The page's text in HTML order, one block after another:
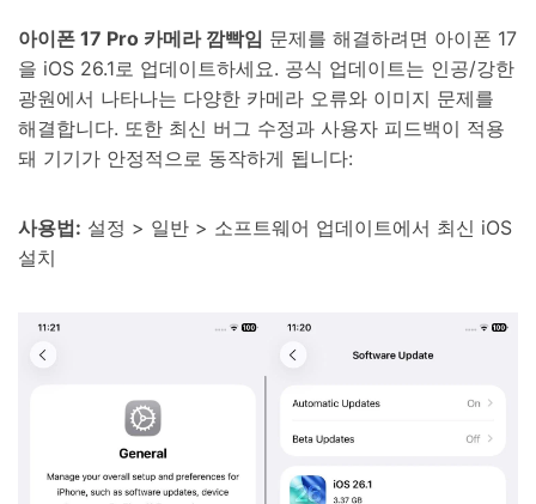
아이폰 17 Pro 카메라 깜빡임 문제를 해결하려면 아이폰 17
을 iOS 26.1로 업데이트하세요. 공식 업데이트는 인공/강한
광원에서 나타나는 다양한 카메라 오류와 이미지 문제를
해결합니다. 또한 최신 버그 수정과 사용자 피드백이 적용
돼 기기가 안정적으로 동작하게 됩니다:
사용법: 설정 > 일반 > 소프트웨어 업데이트에서 최신 iOS
설치